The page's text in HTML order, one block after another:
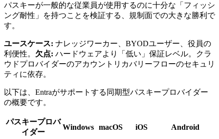
パスキーが一般的な従業員が使用するのに十分な「フィッシ
ング耐性」を持つことを検証する、規制面での大きな勝利で
す。
ユースケース: ナレッジワーカー、BYODユーザー、役員の
利便性。 欠点: ハードウェアより「低い」保証レベル。クラ
ウドプロバイダーのアカウントリカバリーフローのセキュリ
ティに依存。
以下は、Entraがサポートする同期型パスキープロバイダー
の概要です。
パスキープロバ
イダー
Windows macOS iOS Android